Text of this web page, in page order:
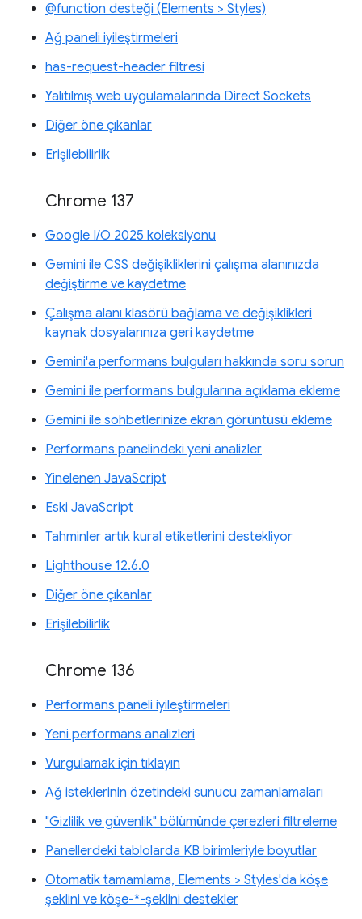
@function desteği (Elements > Styles)
Ağ paneli iyileştirmeleri
has-request-header filtresi
Yalıtılmış web uygulamalarında Direct Sockets
Diğer öne çıkanlar
Erişilebilirlik
Chrome 137
Google I/O 2025 koleksiyonu
Gemini ile CSS değişikliklerini çalışma alanınızda
değiştirme ve kaydetme
Çalışma alanı klasörü bağlama ve değişiklikleri
kaynak dosyalarınıza geri kaydetme
Gemini'a performans bulguları hakkında soru sorun
Gemini ile performans bulgularına açıklama ekleme
Gemini ile sohbetlerinize ekran görüntüsü ekleme
Performans panelindeki yeni analizler
Yinelenen JavaScript
Eski JavaScript
Tahminler artık kural etiketlerini destekliyor
Lighthouse 12.6.0
Diğer öne çıkanlar
Erişilebilirlik
Chrome 136
Performans paneli iyileştirmeleri
Yeni performans analizleri
Vurgulamak için tıklayın
Ağ isteklerinin özetindeki sunucu zamanlamaları
"Gizlilik ve güvenlik" bölümünde çerezleri filtreleme
Panellerdeki tablolarda KB birimleriyle boyutlar
Otomatik tamamlama, Elements > Styles'da köşe
şeklini ve köşe-*-şeklini destekler